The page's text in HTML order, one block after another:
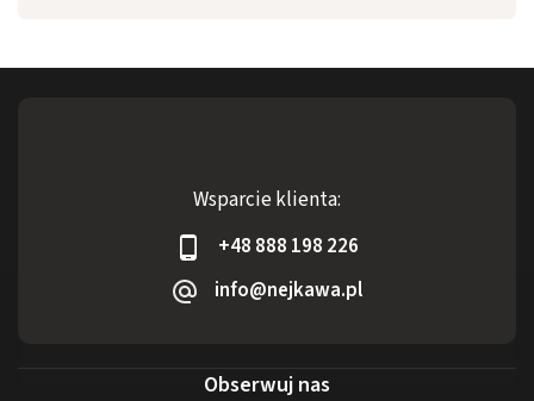
Wsparcie klienta:
+48 888 198 226
info@nejkawa.pl
Obserwuj nas